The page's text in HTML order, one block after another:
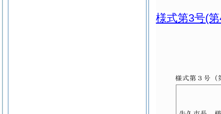
様式第3号(